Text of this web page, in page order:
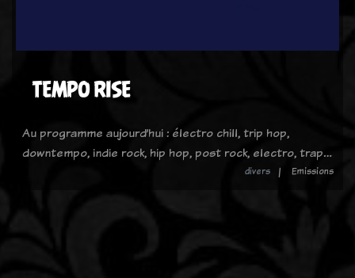
TEMPO RISE
Au programme aujourd’hui : électro chill, trip hop,
downtempo, indie rock, hip hop, post rock, electro, trap…
divers Emissions